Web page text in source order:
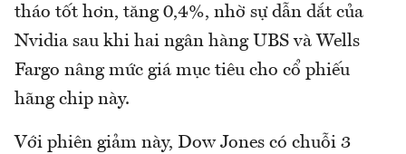
tháo tốt hơn, tăng 0,4%, nhờ sự dẫn dắt của
Nvidia sau khi hai ngân hàng UBS và Wells
Fargo nâng mức giá mục tiêu cho cổ phiếu
hãng chip này.
Với phiên giảm này, Dow Jones có chuỗi 3